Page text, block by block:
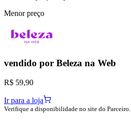
Menor preço
vendido por Beleza na Web
R$ 59,90
Ir para a loja
Verifique a disponibilidade no site do Parceiro.